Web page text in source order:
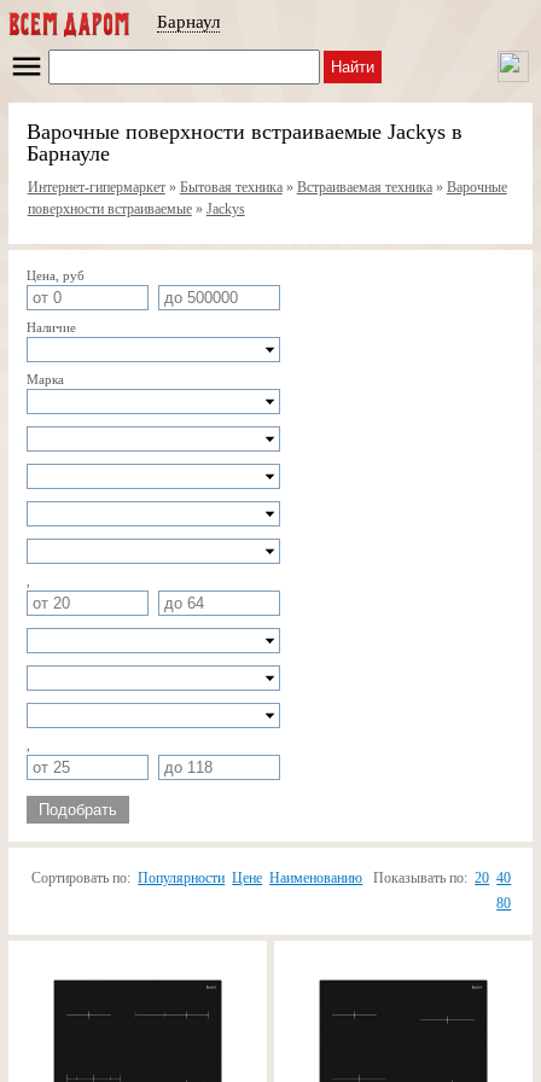
Барнаул
Найти
Варочные поверхности встраиваемые Jackys в
Барнауле
Интернет-гипермаркет» Бытовая техника» Встраиваемая техника» Варочные
поверхности встраиваемые» Jackys
Цена, руб
Наличие
Марка
Подобрать
Сортировать по: Популярности Цене Наименованию Показывать по: 20 40
80